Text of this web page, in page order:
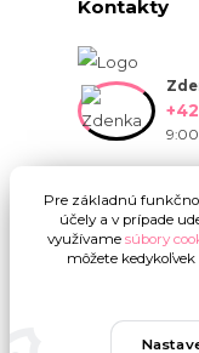
Kontakty
9:00
Pre základnú
účely a v prípade
využívame súbory
môžete